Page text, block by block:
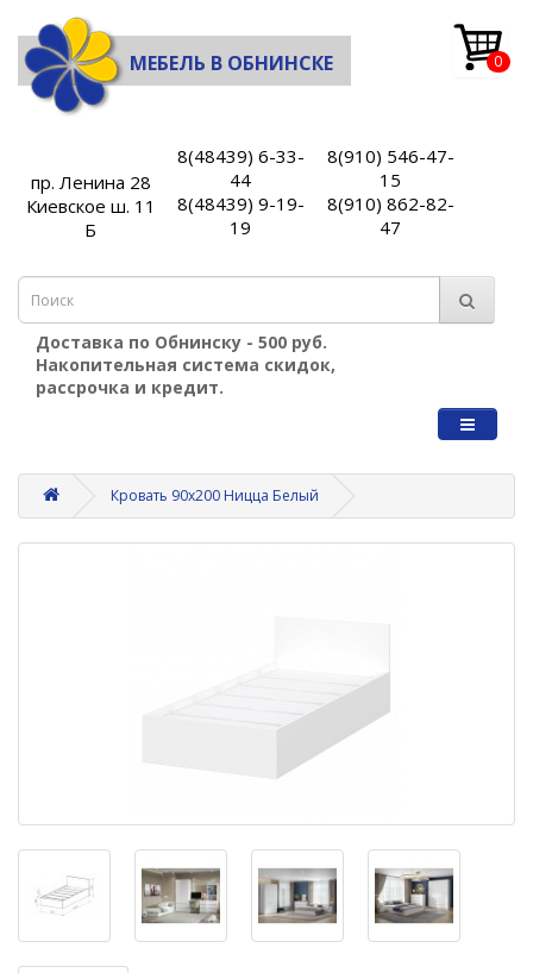
МЕБЕЛЬ В ОБНИНСКЕ 0
пр. Ленина 28
Киевское ш. 11
Б
8(48439) 6-33-
44
8(48439) 9-19-
19
8(910) 546-47-
15
8(910) 862-82-
47
Доставка по Обнинску - 500 руб.
Накопительная система скидок,
рассрочка и кредит.
Кровать 90х200 Ницца Белый